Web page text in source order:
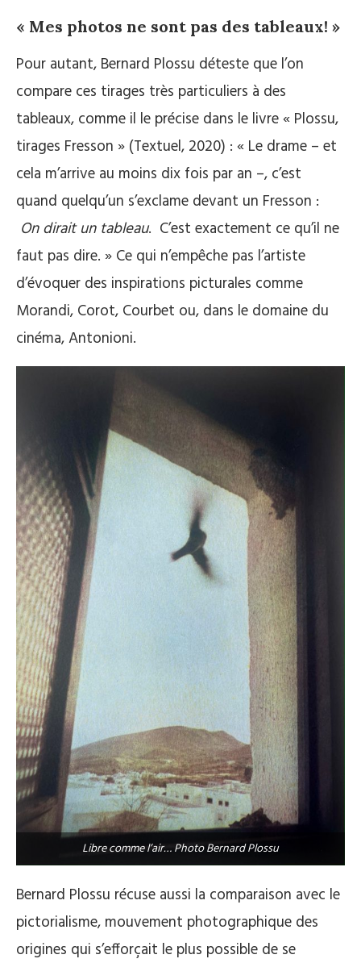
« Mes photos ne sont pas des tableaux! »
Pour autant, Bernard Plossu déteste que l’on
compare ces tirages très particuliers à des
tableaux, comme il le précise dans le livre « Plossu,
tirages Fresson » (Textuel, 2020) : « Le drame – et
cela m’arrive au moins dix fois par an –, c’est
quand quelqu’un s’exclame devant un Fresson :
On dirait un tableau. C’est exactement ce qu’il ne
faut pas dire. » Ce qui n’empêche pas l’artiste
d’évoquer des inspirations picturales comme
Morandi, Corot, Courbet ou, dans le domaine du
cinéma, Antonioni.
Libre comme l’air… Photo Bernard Plossu
Bernard Plossu récuse aussi la comparaison avec le
pictorialisme, mouvement photographique des
origines qui s’efforçait le plus possible de se